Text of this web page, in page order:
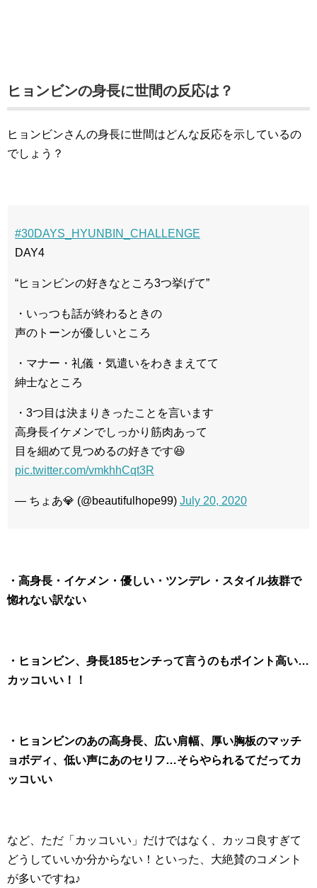
ヒョンビンの身長に世間の反応は？
ヒョンビンさんの身長に世間はどんな反応を示しているの
でしょう？
#30DAYS_HYUNBIN_CHALLENGE
DAY4
“ヒョンビンの好きなところ3つ挙げて”
・いっつも話が終わるときの
声のトーンが優しいところ
・マナー・礼儀・気遣いをわきまえてて
紳士なところ
・3つ目は決まりきったことを言います
高身長イケメンでしっかり筋肉あって
目を細めて見つめるの好きです😆
pic.twitter.com/vmkhhCqt3R
— ちょあ💎 (@beautifulhope99) July 20, 2020
・高身長・イケメン・優しい・ツンデレ・スタイル抜群で
惚れない訳ない
・ヒョンビン、身長185センチって言うのもポイント高い…
カッコいい！！
・ヒョンビンのあの高身長、広い肩幅、厚い胸板のマッチ
ョボディ、低い声にあのセリフ…そらやられるてだってカ
ッコいい
など、ただ「カッコいい」だけではなく、カッコ良すぎて
どうしていいか分からない！といった、大絶賛のコメント
が多いですね♪